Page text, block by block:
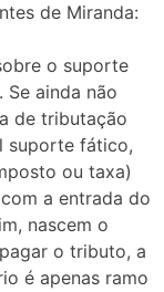
de Miranda:
o suporte
ainda não
de tributação
suporte fático,
ou taxa)
a entrada do
nascem o
o tributo, a
é apenas ramo